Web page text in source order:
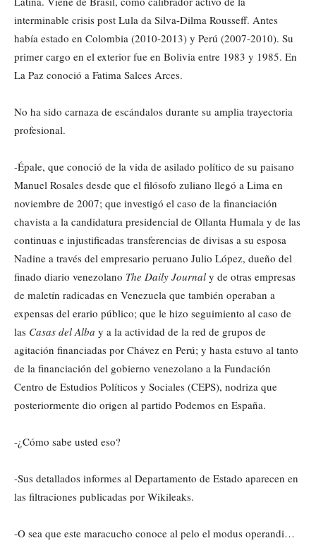
interminable crisis post Lula da Silva-Dilma Rousseff. Antes
había estado en Colombia (2010-2013) y Perú (2007-2010). Su
primer cargo en el exterior fue en Bolivia entre 1983 y 1985. En
La Paz conoció a Fatima Salces Arces.
No ha sido carnaza de escándalos durante su amplia trayectoria
profesional.
-Épale, que conoció de la vida de asilado político de su paisano
Manuel Rosales desde que el filósofo zuliano llegó a Lima en
noviembre de 2007; que investigó el caso de la financiación
chavista a la candidatura presidencial de Ollanta Humala y de las
continuas e injustificadas transferencias de divisas a su esposa
Nadine a través del empresario peruano Julio López, dueño del
finado diario venezolano The Daily Journal y de otras empresas
de maletín radicadas en Venezuela que también operaban a
expensas del erario público; que le hizo seguimiento al caso de
las Casas del Alba y a la actividad de la red de grupos de
agitación financiadas por Chávez en Perú; y hasta estuvo al tanto
de la financiación del gobierno venezolano a la Fundación
Centro de Estudios Políticos y Sociales (CEPS), nodriza que
posteriormente dio origen al partido Podemos en España.
-¿Cómo sabe usted eso?
-Sus detallados informes al Departamento de Estado aparecen en
las filtraciones publicadas por Wikileaks.
-O sea que este maracucho conoce al pelo el modus operandi…